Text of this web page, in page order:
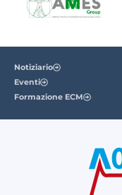
Notiziario
Eventi
Formazione ECM